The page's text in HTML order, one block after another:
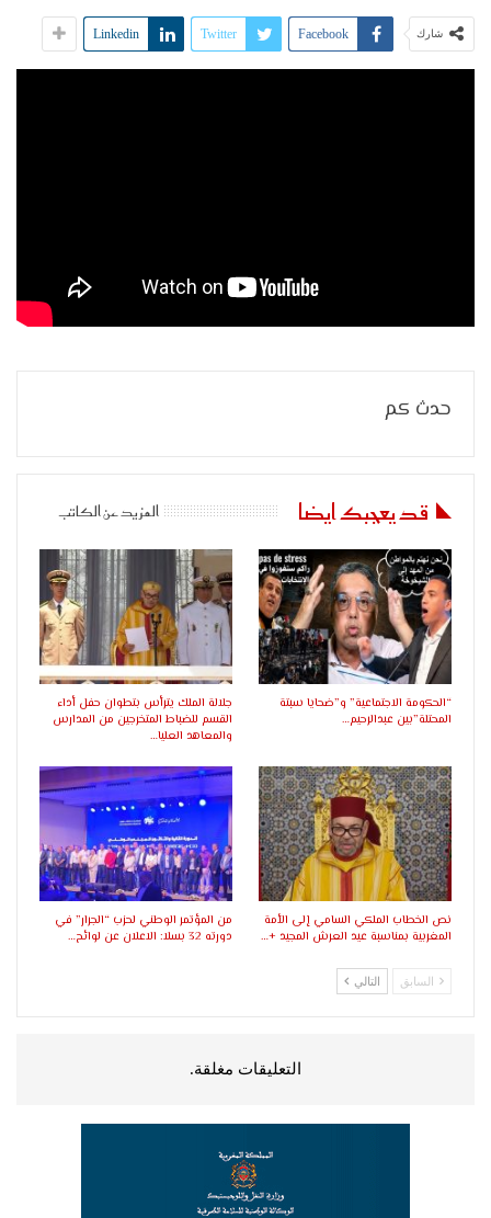
شارك Facebook
Twitter
Linkedin
حدث كم
قد يعجبك ايضا المزيد عن الكاتب
“الحكومة الاجتماعية” و”ضحايا سبتة
المحتلة”بين عبدالرحيم…
جلالة الملك يترأس بتطوان حفل أداء
القسم للضباط المتخرجين من المدارس
والمعاهد العليا…
نص الخطاب الملكي السامي إلى الأمة
المغربية بمناسبة عيد العرش المجيد +…
من المؤتمر الوطني لحزب “الجرار” في
دورته 32 بسلا: الاعلان عن لوائح…
السابق التالي
التعليقات مغلقة.